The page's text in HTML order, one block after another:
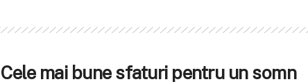
Cele mai bune sfaturi pentru un somn